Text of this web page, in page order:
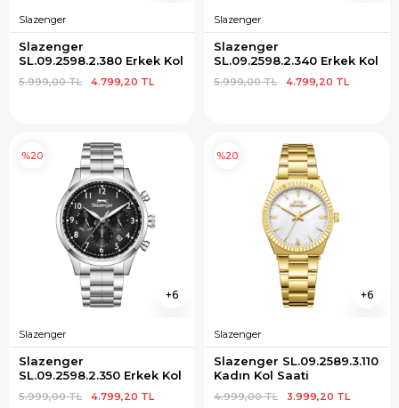
Slazenger
Slazenger
SL.09.2598.2.380 Erkek Kol
4.799,20 TL
5.999,00 TL
Slazenger
Slazenger
SL.09.2598.2.340 Erkek Kol
4.799,20 TL
5.999,00 TL
6
Slazenger
Slazenger
SL.09.2598.2.350 Erkek Kol
4.799,20 TL
5.999,00 TL
%20
6
Slazenger
Slazenger SL.09.2589.3.110
Kadın Kol Saati
3.999,20 TL
4.999,00 TL
%20